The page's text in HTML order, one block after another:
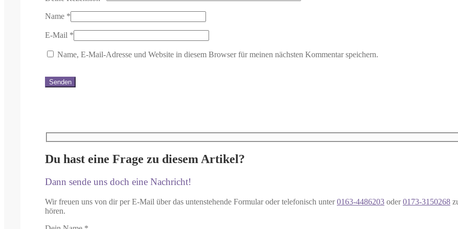
Name *
E-Mail *
Name, E-Mail-Adresse und Website in diesem Browser für meinen nächsten Kommentar speichern.
Du hast eine Frage zu diesem Artikel?
Dann sende uns doch eine Nachricht!
Wir freuen uns von dir per E-Mail über das untenstehende Formular oder telefonisch unter0163-4486203 oder0173-3150268
hören.